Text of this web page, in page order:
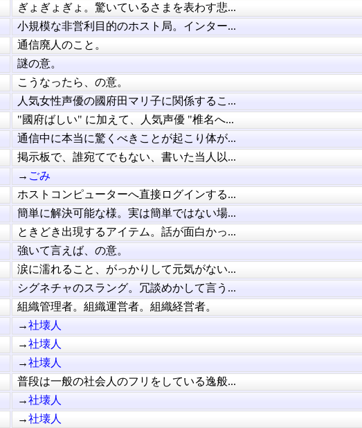
ぎょぎょぎょ。驚いているさまを表わす悲...
小規模な非営利目的のホスト局。インター...
通信廃人のこと。
謎の意。
こうなったら、の意。
人気女性声優の國府田マリ子に関係するこ...
"國府ばしい" に加えて、人気声優 "椎名へ...
通信中に本当に驚くべきことが起こり体が...
掲示板で、誰宛てでもない、書いた当人以...
→ ごみ
ホストコンピューターへ直接ログインする...
簡単に解決可能な様。実は簡単ではない場...
ときどき出現するアイテム。話が面白かっ...
強いて言えば、の意。
涙に濡れること、がっかりして元気がない...
シグネチャのスラング。冗談めかして言う...
組織管理者。組織運営者。組織経営者。
→社壊人
→社壊人
→社壊人
普段は一般の社会人のフリをしている逸般...
→社壊人
→社壊人